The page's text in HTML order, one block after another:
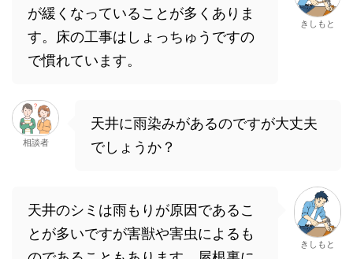
が緩くなっていることが多くありま
す。床の工事はしょっちゅうですの
で慣れています。
きしもと
相談者
天井に雨染みがあるのですが大丈夫
でしょうか？
天井のシミは雨もりが原因であるこ
とが多いですが害獣や害虫によるも
きしもと